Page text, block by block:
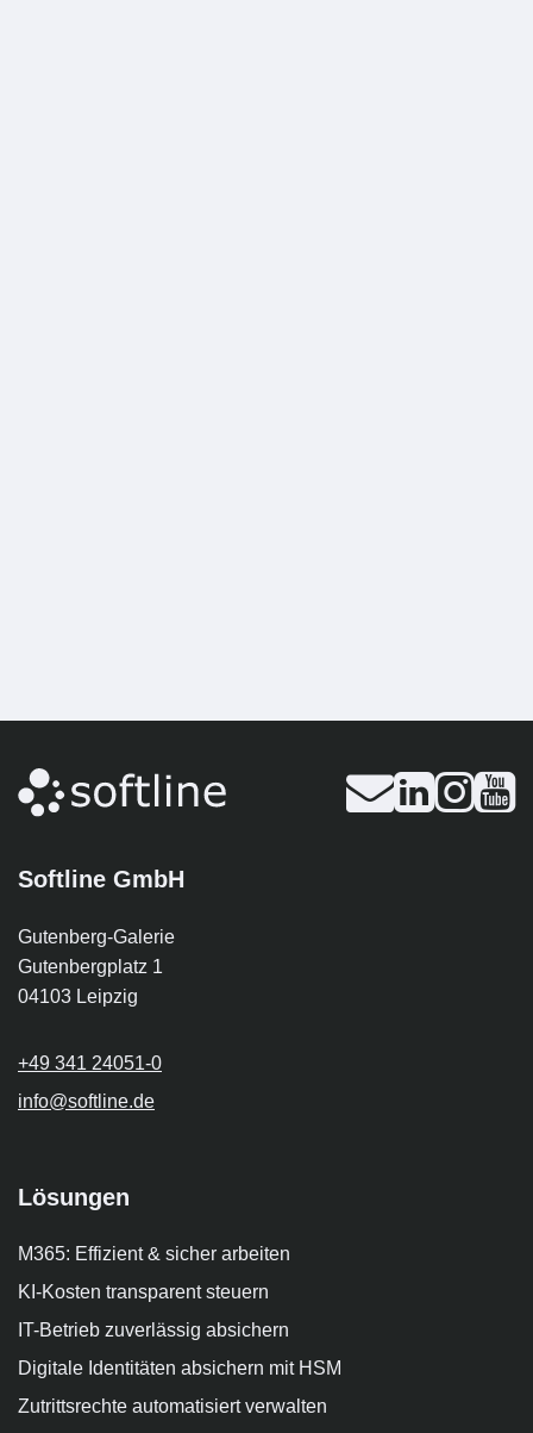
Softline GmbH
Gutenberg-Galerie
Gutenbergplatz 1
04103 Leipzig
+49 341 24051-0
info@softline.de
Lösungen
M365: Effizient & sicher arbeiten
KI-Kosten transparent steuern
IT-Betrieb zuverlässig absichern
Digitale Identitäten absichern mit HSM
Zutrittsrechte automatisiert verwalten